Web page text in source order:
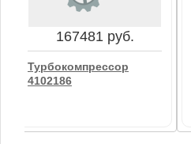
В корзину
167481 руб.
Турбокомпрессор
4102186